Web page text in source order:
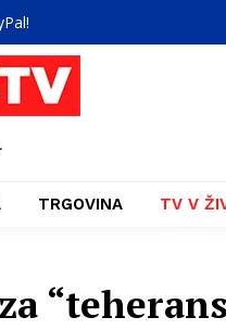
TRGOVINA TV V